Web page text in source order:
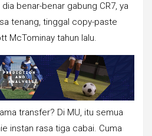
benar-benar gabung CR7, ya
tenang, tinggal copy-paste
McTominay tahun lalu.
transfer? Di MU, itu semua
instan rasa tiga cabai. Cuma